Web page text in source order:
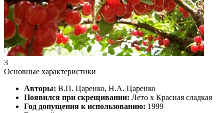
3
Основные характеристики
Авторы: В.П. Царенко, Н.А. Царенко
Появился при скрещивании: Лето х Красная сладкая
Год допущения к использованию: 1999